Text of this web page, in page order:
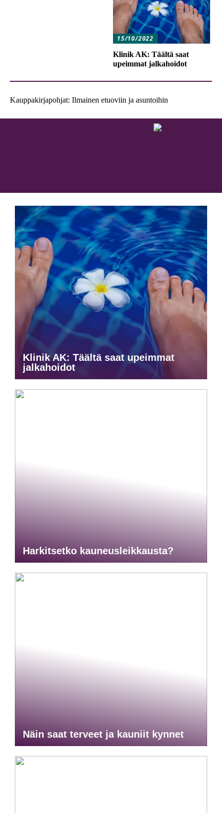
15/10/2022
Klinik AK: Täältä saat
upeimmat jalkahoidot
Kauppakirjapohjat: Ilmainen etuoviin ja asuntoihin
Klinik AK: Täältä saat upeimmat
jalkahoidot
Harkitsetko kauneusleikkausta?
Näin saat terveet ja kauniit kynnet